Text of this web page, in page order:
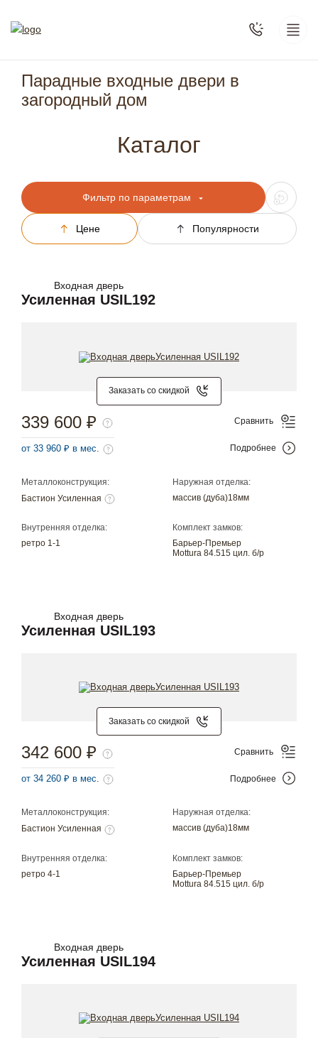
Парадные входные двери в
загородный дом
Каталог
Фильтр по параметрам
Цене Популярности
Входная дверь
Усиленная USIL192
Заказать со скидкой
Металлоконструкция:
Бастион Усиленная
Наружная отделка:
массив (дуба)18мм
Внутренняя отделка:
ретро 1-1
Комплект замков:
Барьер-Премьер
Mottura 84.515 цил. б/р
339 600 ₽
от 33 960 ₽ в мес.
Сравнить
Подробнее
Входная дверь
Усиленная USIL193
Заказать со скидкой
Металлоконструкция:
Бастион Усиленная
Наружная отделка:
массив (дуба)18мм
Внутренняя отделка:
ретро 4-1
Комплект замков:
Барьер-Премьер
Mottura 84.515 цил. б/р
342 600 ₽
от 34 260 ₽ в мес.
Сравнить
Подробнее
Входная дверь
Усиленная USIL194